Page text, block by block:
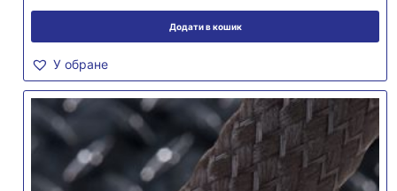
Додати в кошик
У обране